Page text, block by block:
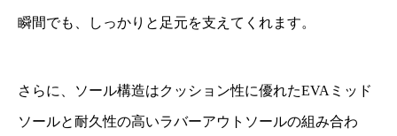
瞬間でも、しっかりと足元を支えてくれます。
さらに、ソール構造はクッション性に優れたEVAミッド
ソールと耐久性の高いラバーアウトソールの組み合わ